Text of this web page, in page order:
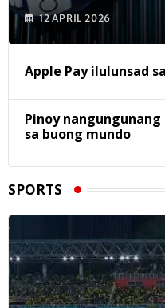
12 APRIL 2026
Apple Pay ilulunsad
Pinoy nangungunang
sa buong mundo
SPORTS